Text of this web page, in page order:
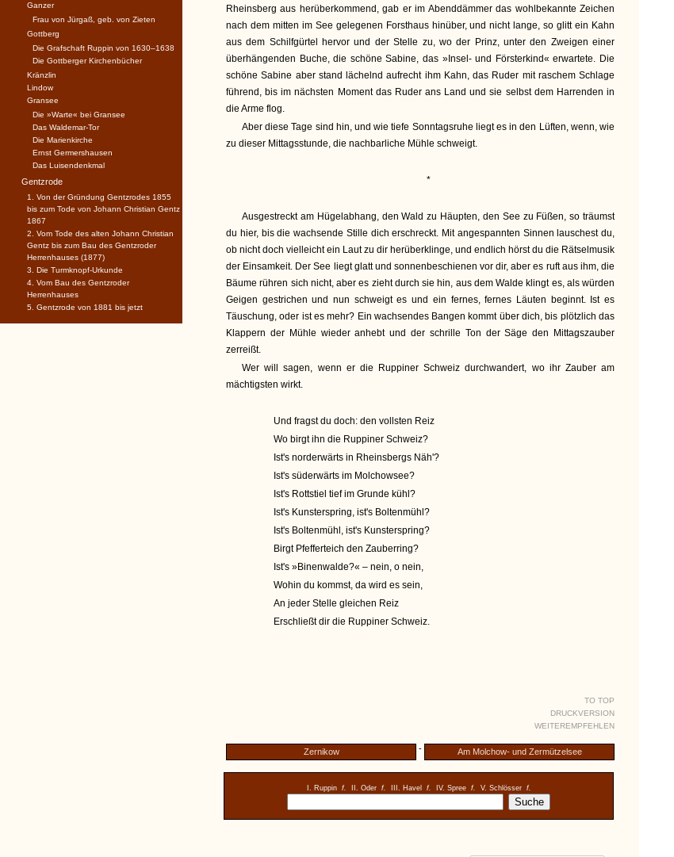
Rheinsberg aus herüberkommend, gab er im Abenddämmer das wohlbekannte Zeichen
nach dem mitten im See gelegenen Forsthaus hinüber, und nicht lange, so glitt ein Kahn
aus dem Schilfgürtel hervor und der Stelle zu, wo der Prinz, unter den Zweigen einer
überhängenden Buche, die schöne Sabine, das »Insel- und Försterkind« erwartete. Die
schöne Sabine aber stand lächelnd aufrecht ihm Kahn, das Ruder mit raschem Schlage
führend, bis im nächsten Moment das Ruder ans Land und sie selbst dem Harrenden in
die Arme flog.
Aber diese Tage sind hin, und wie tiefe Sonntagsruhe liegt es in den Lüften, wenn, wie
zu dieser Mittagsstunde, die nachbarliche Mühle schweigt.
*
Ausgestreckt am Hügelabhang, den Wald zu Häupten, den See zu Füßen, so träumst
du hier, bis die wachsende Stille dich erschreckt. Mit angespannten Sinnen lauschest du,
ob nicht doch vielleicht ein Laut zu dir herüberklinge, und endlich hörst du die Rätselmusik
der Einsamkeit. Der See liegt glatt und sonnenbeschienen vor dir, aber es ruft aus ihm, die
Bäume rühren sich nicht, aber es zieht durch sie hin, aus dem Walde klingt es, als würden
Geigen gestrichen und nun schweigt es und ein fernes, fernes Läuten beginnt. Ist es
Täuschung, oder ist es mehr? Ein wachsendes Bangen kommt über dich, bis plötzlich das
Klappern der Mühle wieder anhebt und der schrille Ton der Säge den Mittagszauber
zerreißt.
Wer will sagen, wenn er die Ruppiner Schweiz durchwandert, wo ihr Zauber am
mächtigsten wirkt.
Und fragst du doch: den vollsten Reiz
Wo birgt ihn die Ruppiner Schweiz?
Ist's norderwärts in Rheinsbergs Näh'?
Ist's süderwärts im Molchowsee?
Ist's Rottstiel tief im Grunde kühl?
Ist's Kunsterspring, ist's Boltenmühl?
Ist's Boltenmühl, ist's Kunsterspring?
Birgt Pfefferteich den Zauberring?
Ist's »Binenwalde?« – nein, o nein,
Wohin du kommst, da wird es sein,
An jeder Stelle gleichen Reiz
Erschließt dir die Ruppiner Schweiz.
TO TOP
DRUCKVERSION
WEITEREMPFEHLEN
Zernikow - Am Molchow- und Zermützelsee
I. Ruppin f. II. Oder f. III. Havel f. IV. Spree f. V. Schlösser f.
Ganzer
Frau von Jürgaß, geb. von Zieten
Gottberg
Die Grafschaft Ruppin von 1630–1638
Die Gottberger Kirchenbücher
Kränzlin
Lindow
Gransee
Die »Warte« bei Gransee
Das Waldemar-Tor
Die Marienkirche
Ernst Germershausen
Das Luisendenkmal
Gentzrode
1. Von der Gründung Gentzrodes 1855
bis zum Tode von Johann Christian Gentz
1867
2. Vom Tode des alten Johann Christian
Gentz bis zum Bau des Gentzroder
Herrenhauses (1877)
3. Die Turmknopf-Urkunde
4. Vom Bau des Gentzroder
Herrenhauses
5. Gentzrode von 1881 bis jetzt